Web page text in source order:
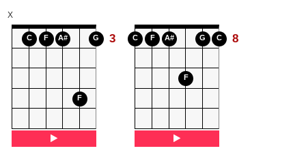
C F A#
F
G
X
3 C F A#
F
G C 8